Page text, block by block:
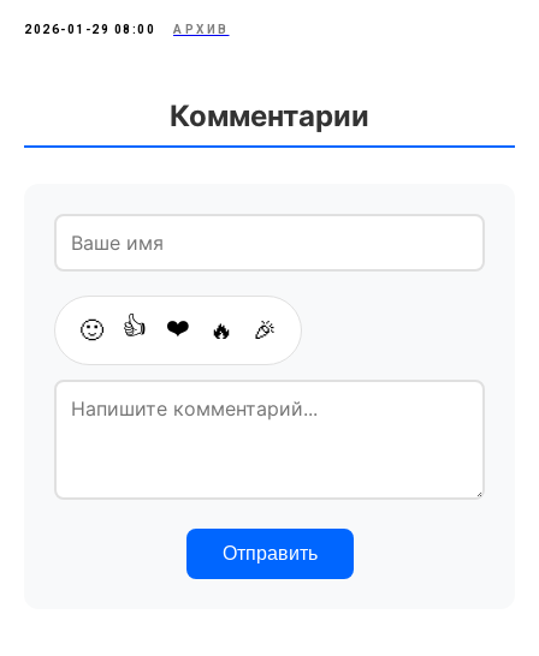
2026-01-29 08:00 АРХИВ
Комментарии
🙂 👍 ❤️ 🔥 🎉
Отправить